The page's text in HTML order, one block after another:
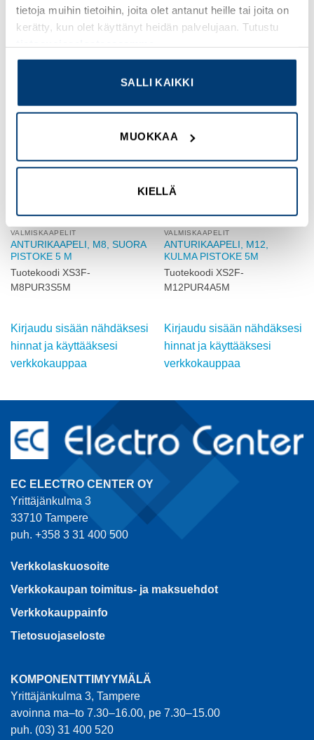
tietoja muihin tietoihin, joita olet antanut heille tai joita on
kerätty, kun olet käyttänyt heidän palvelujaan. Tutustu
SALLI KAIKKI
MUOKKAA
KIELLÄ
TUTUSTU MYÖS
Add to
VALMISKAAPELIT
ANTURIKAAPELI, M8, SUORA
PISTOKE 5 M
Tuotekoodi XS3F-
M8PUR3S5M
Kirjaudu sisään nähdäksesi
hinnat ja käyttääksesi
verkkokauppaa
Add to
VALMISKAAPELIT
ANTURIKAAPELI, M12,
KULMA PISTOKE 5M
Tuotekoodi XS2F-
M12PUR4A5M
Kirjaudu sisään nähdäksesi
hinnat ja käyttääksesi
verkkokauppaa
EC ELECTRO CENTER OY
Yrittäjänkulma 3
33710 Tampere
puh. +358 3 31 400 500
Verkkolaskuosoite
Verkkokaupan toimitus- ja maksuehdot
Verkkokauppainfo
Tietosuojaseloste
KOMPONENTTIMYYMÄLÄ
Yrittäjänkulma 3, Tampere
avoinna ma–to 7.30–16.00, pe 7.30–15.00
puh. (03) 31 400 520